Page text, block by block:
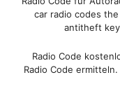
car radio codes
antitheft
Radio Code
Radio Code